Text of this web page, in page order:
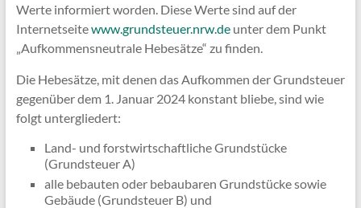
Werte informiert worden. Diese Werte sind auf der
Internetseitewww.grundsteuer.nrw.deunter dem Punkt
„Aufkommensneutrale Hebesätze“ zu finden.
Die Hebesätze, mit denen das Aufkommen der Grundsteuer
gegenüber dem 1. Januar 2024 konstant bliebe, sind wie
folgt untergliedert:
Land- und forstwirtschaftliche Grundstücke
(Grundsteuer A)
alle bebauten oder bebaubaren Grundstücke sowie
Gebäude (Grundsteuer B) und